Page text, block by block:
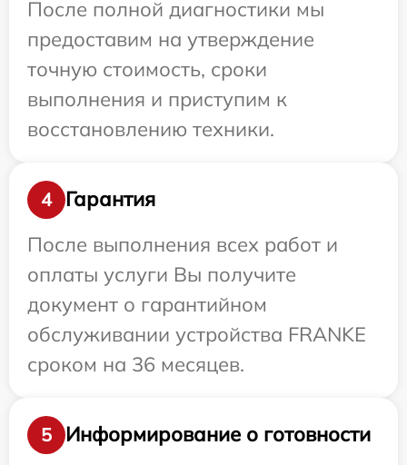
После полной диагностики мы
предоставим на утверждение
точную стоимость, сроки
выполнения и приступим к
восстановлению техники.
4
Гарантия
После выполнения всех работ и
оплаты услуги Вы получите
документ о гарантийном
обслуживании устройства FRANKE
сроком на 36 месяцев.
5
Информирование о готовности